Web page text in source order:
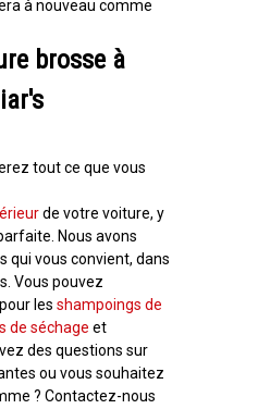
à nouveau comme
brosse à
tout ce que vous
de votre voiture, y
Nous avons
qui vous convient, dans
Vous pouvez
les shampoings de
de séchage et
des questions sur
ou vous souhaitez
? Contactez-nous